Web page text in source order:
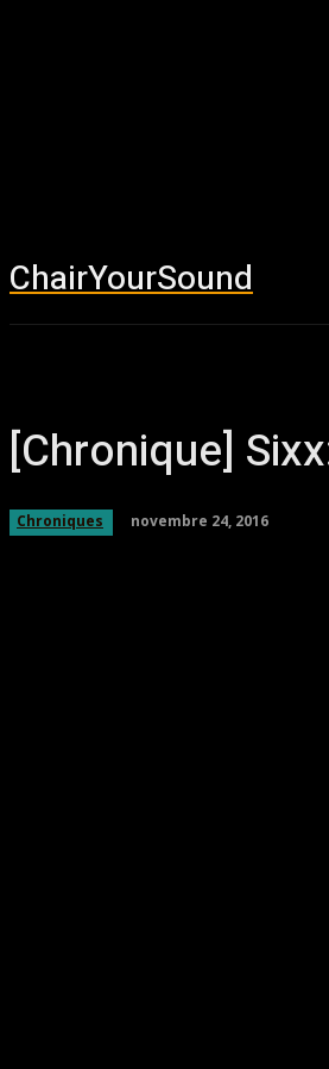
ChairYourSound
[Chronique]
Chroniques novembre 24, 2016